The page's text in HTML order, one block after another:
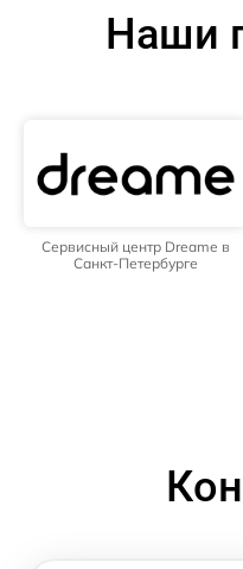
Наши
Сервисный центр Dreame в
Санкт-Петербурге